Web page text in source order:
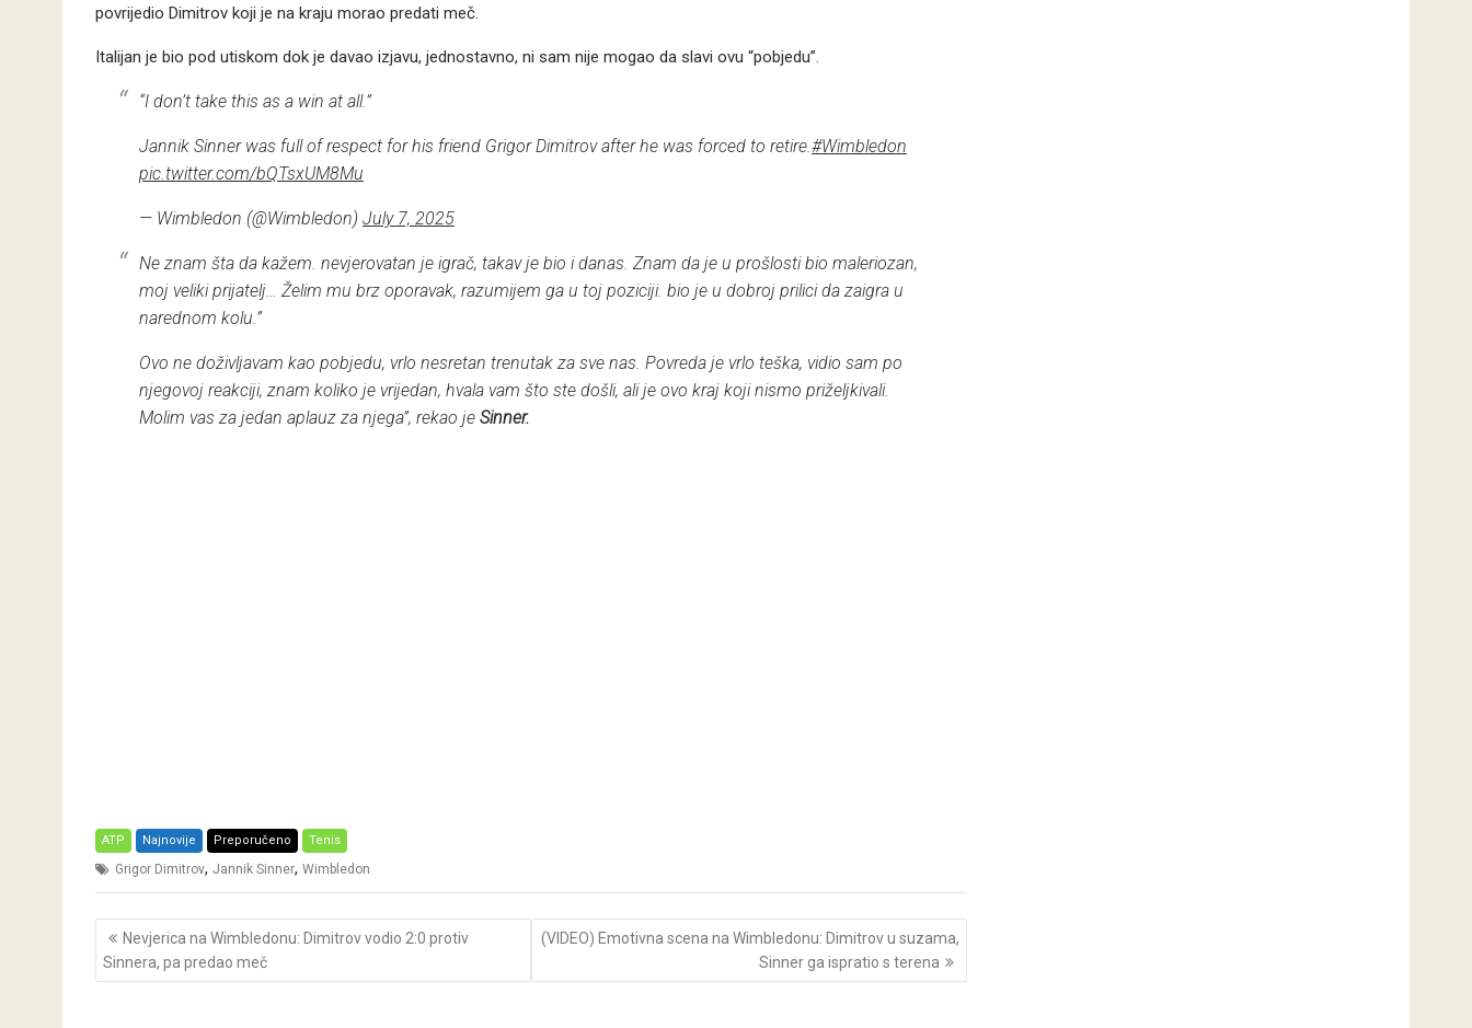
povrijedio Dimitrov koji je na kraju morao predati meč.
Italijan je bio pod utiskom dok je davao izjavu, jednostavno, ni sam nije mogao da slavi ovu “pobjedu”.
“I don’t take this as a win at all.”
Jannik Sinner was full of respect for his friend Grigor Dimitrov after he was forced to retire.#Wimbledon
pic.twitter.com/bQTsxUM8Mu
— Wimbledon (@Wimbledon) July 7, 2025
Ne znam šta da kažem. nevjerovatan je igrač, takav je bio i danas. Znam da je u prošlosti bio maleriozan,
moj veliki prijatelj… Želim mu brz oporavak, razumijem ga u toj poziciji. bio je u dobroj prilici da zaigra u
narednom kolu.”
Ovo ne doživljavam kao pobjedu, vrlo nesretan trenutak za sve nas. Povreda je vrlo teška, vidio sam po
njegovoj reakciji, znam koliko je vrijedan, hvala vam što ste došli, ali je ovo kraj koji nismo priželjkivali.
Molim vas za jedan aplauz za njega”, rekao je Sinner.
ATP Najnovije Preporučeno Tenis
Grigor Dimitrov, Jannik Sinner, Wimbledon
Post
navigation
Nevjerica na Wimbledonu: Dimitrov vodio 2:0 protiv
Sinnera, pa predao meč
(VIDEO) Emotivna scena na Wimbledonu: Dimitrov u suzama,
Sinner ga ispratio s terena